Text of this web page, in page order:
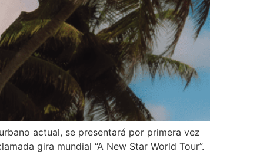
actual, se presentará por primera vez
gira mundial “A New Star World Tour”.